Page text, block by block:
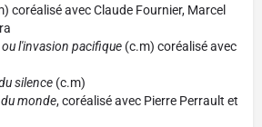
coréalisé avec Claude Fournier, Marcel
ou l'invasion pacifique (c.m) coréalisé avec
silence (c.m)
monde, coréalisé avec Pierre Perrault et